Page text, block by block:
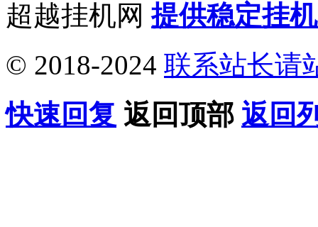
超越挂机网提供稳定挂
© 2018-2024 联系站长请
快速回复 返回顶部 返回